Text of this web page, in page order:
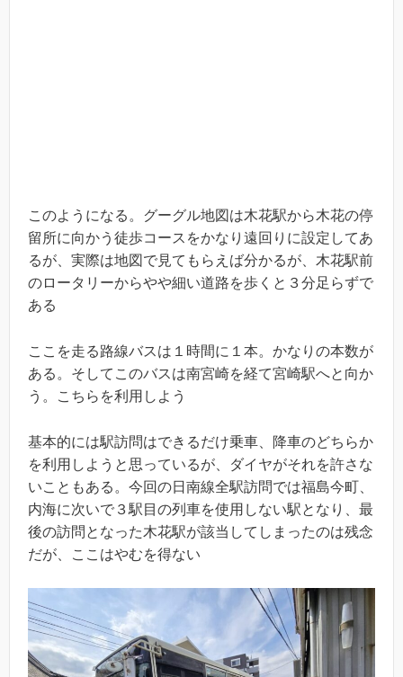
このようになる。グーグル地図は木花駅から木花の停
留所に向かう徒歩コースをかなり遠回りに設定してあ
るが、実際は地図で見てもらえば分かるが、木花駅前
のロータリーからやや細い道路を歩くと３分足らずで
ある
ここを走る路線バスは１時間に１本。かなりの本数が
ある。そしてこのバスは南宮崎を経て宮崎駅へと向か
う。こちらを利用しよう
基本的には駅訪問はできるだけ乗車、降車のどちらか
を利用しようと思っているが、ダイヤがそれを許さな
いこともある。今回の日南線全駅訪問では福島今町、
内海に次いで３駅目の列車を使用しない駅となり、最
後の訪問となった木花駅が該当してしまったのは残念
だが、ここはやむを得ない